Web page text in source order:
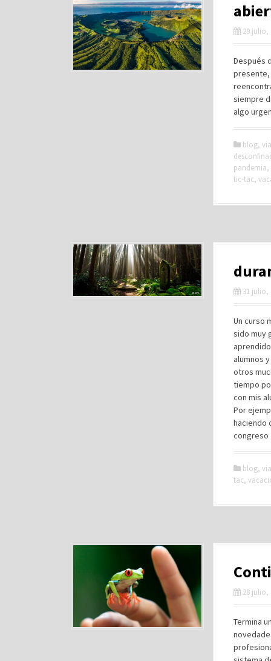
29 julio,
Después
presente,
siempre
algo
blog,
pandemia,
tic-tac,
31 julio,
Un curso
sido muy
alumnos
otros
tiempo
con mis
Por
haciendo
blog,
tac,
28 julio,
Termina